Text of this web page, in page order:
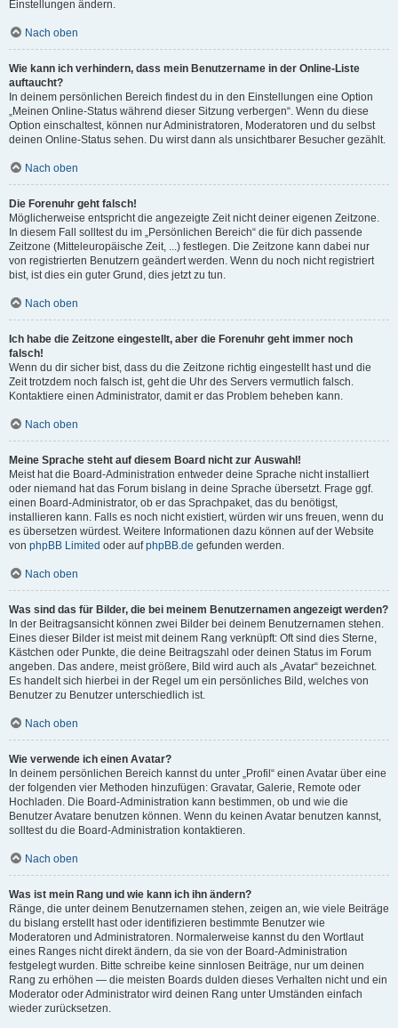
Einstellungen ändern.
Nach oben
Wie kann ich verhindern, dass mein Benutzername in der Online-Liste
auftaucht?
In deinem persönlichen Bereich findest du in den Einstellungen eine Option
„Meinen Online-Status während dieser Sitzung verbergen“. Wenn du diese
Option einschaltest, können nur Administratoren, Moderatoren und du selbst
deinen Online-Status sehen. Du wirst dann als unsichtbarer Besucher gezählt.
Nach oben
Die Forenuhr geht falsch!
Möglicherweise entspricht die angezeigte Zeit nicht deiner eigenen Zeitzone.
In diesem Fall solltest du im „Persönlichen Bereich“ die für dich passende
Zeitzone (Mitteleuropäische Zeit, ...) festlegen. Die Zeitzone kann dabei nur
von registrierten Benutzern geändert werden. Wenn du noch nicht registriert
bist, ist dies ein guter Grund, dies jetzt zu tun.
Nach oben
Ich habe die Zeitzone eingestellt, aber die Forenuhr geht immer noch
falsch!
Wenn du dir sicher bist, dass du die Zeitzone richtig eingestellt hast und die
Zeit trotzdem noch falsch ist, geht die Uhr des Servers vermutlich falsch.
Kontaktiere einen Administrator, damit er das Problem beheben kann.
Nach oben
Meine Sprache steht auf diesem Board nicht zur Auswahl!
Meist hat die Board-Administration entweder deine Sprache nicht installiert
oder niemand hat das Forum bislang in deine Sprache übersetzt. Frage ggf.
einen Board-Administrator, ob er das Sprachpaket, das du benötigst,
installieren kann. Falls es noch nicht existiert, würden wir uns freuen, wenn du
es übersetzen würdest. Weitere Informationen dazu können auf der Website
von phpBB Limited oder aufphpBB.de gefunden werden.
Nach oben
Was sind das für Bilder, die bei meinem Benutzernamen angezeigt werden?
In der Beitragsansicht können zwei Bilder bei deinem Benutzernamen stehen.
Eines dieser Bilder ist meist mit deinem Rang verknüpft: Oft sind dies Sterne,
Kästchen oder Punkte, die deine Beitragszahl oder deinen Status im Forum
angeben. Das andere, meist größere, Bild wird auch als „Avatar“ bezeichnet.
Es handelt sich hierbei in der Regel um ein persönliches Bild, welches von
Benutzer zu Benutzer unterschiedlich ist.
Nach oben
Wie verwende ich einen Avatar?
In deinem persönlichen Bereich kannst du unter „Profil“ einen Avatar über eine
der folgenden vier Methoden hinzufügen: Gravatar, Galerie, Remote oder
Hochladen. Die Board-Administration kann bestimmen, ob und wie die
Benutzer Avatare benutzen können. Wenn du keinen Avatar benutzen kannst,
solltest du die Board-Administration kontaktieren.
Nach oben
Was ist mein Rang und wie kann ich ihn ändern?
Ränge, die unter deinem Benutzernamen stehen, zeigen an, wie viele Beiträge
du bislang erstellt hast oder identifizieren bestimmte Benutzer wie
Moderatoren und Administratoren. Normalerweise kannst du den Wortlaut
eines Ranges nicht direkt ändern, da sie von der Board-Administration
festgelegt wurden. Bitte schreibe keine sinnlosen Beiträge, nur um deinen
Rang zu erhöhen — die meisten Boards dulden dieses Verhalten nicht und ein
Moderator oder Administrator wird deinen Rang unter Umständen einfach
wieder zurücksetzen.